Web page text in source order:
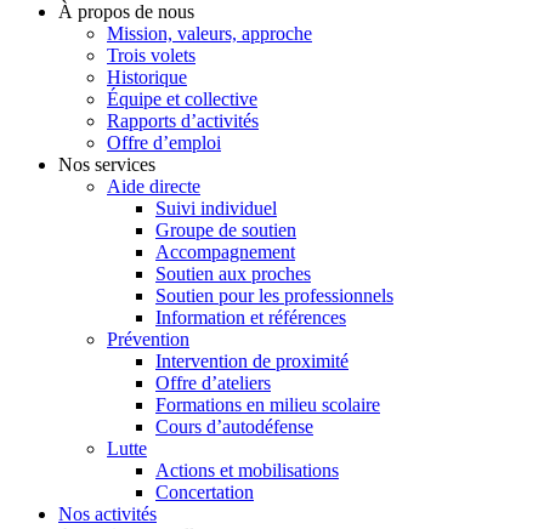
À propos de nous
Mission, valeurs, approche
Trois volets
Historique
Équipe et collective
Rapports d’activités
Offre d’emploi
Nos services
Aide directe
Suivi individuel
Groupe de soutien
Accompagnement
Soutien aux proches
Soutien pour les professionnels
Information et références
Prévention
Intervention de proximité
Offre d’ateliers
Formations en milieu scolaire
Cours d’autodéfense
Lutte
Actions et mobilisations
Concertation
Nos activités